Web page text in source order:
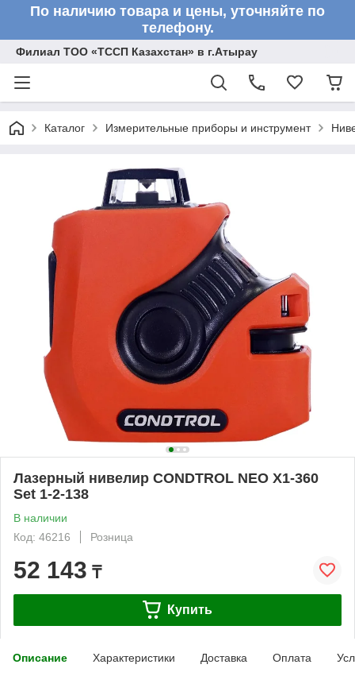
По наличию товара и цены, уточняйте по
телефону.
Филиал ТОО «ТССП Казахстан» в г.Атырау
Каталог Измерительные приборы и инструмент
Лазерный нивелир CONDTROL NEO X1-360
Set 1-2-138
В наличии
Код: 46216
Розница
52 143 ₸
Купить
Описание Характеристики Доставка Оплата